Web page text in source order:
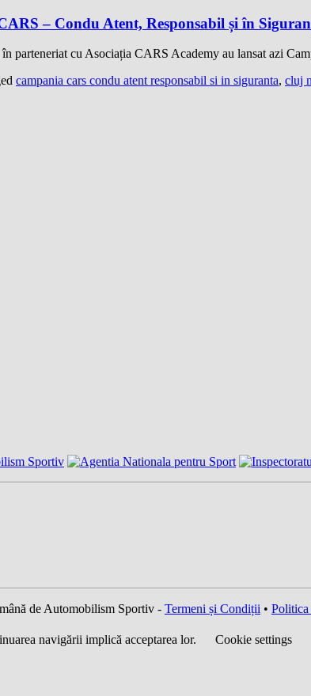
– Condu Atent, Responsabil și în
parteneriat cu Asociația CARS Academy au lansat azi
campania cars condu atent responsabil si in siguranta, cluj
de Automobilism Sportiv - Termeni și Condiții • Politica
navigării implică acceptarea lor. Cookie settings